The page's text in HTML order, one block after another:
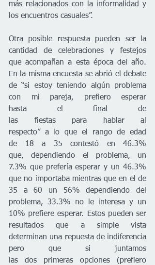
más relacionados con la informalidad y
los encuentros casuales”.
Otra posible respuesta pueden ser la
cantidad de celebraciones y festejos
que acompañan a esta época del año.
En la misma encuesta se abrió el debate
de “si estoy teniendo algún problema
con mi pareja, prefiero esperar
hasta el final de
las fiestas para hablar al
respecto” a lo que el rango de edad
de 18 a 35 contestó en 46.3%
que, dependiendo el problema, un
7.3% que prefería esperar y un 46.3%
que no importaba mientras que en el de
35 a 60 un 56% dependiendo del
problema, 33.3% no le interesa y un
10% prefiere esperar. Estos pueden ser
resultados que a simple vista
determinan una repuesta de indiferencia
pero que si juntamos
las dos primeras opciones (prefiero